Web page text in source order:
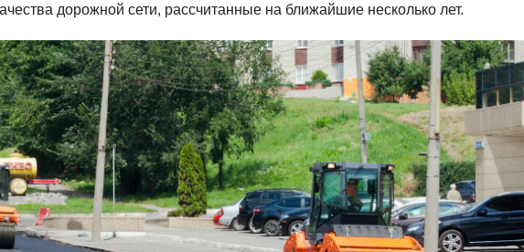
дорожной сети, рассчитанные на ближайшие несколько лет.